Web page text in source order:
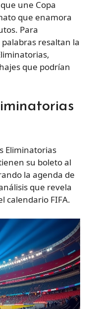
une Copa
que enamora
Para
resaltan la
que podrían
Eliminatorias
su boleto al
la agenda de
que revela
calendario FIFA.